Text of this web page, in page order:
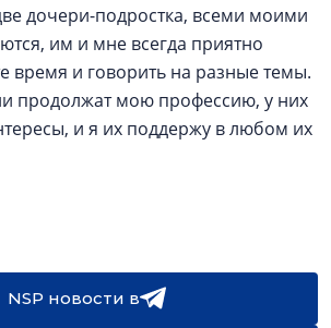
дочери-подростка, всеми моими
им и мне всегда приятно
время и говорить на разные темы.
продолжат мою профессию, у них
и я их поддержу в любом их
NSP новости в